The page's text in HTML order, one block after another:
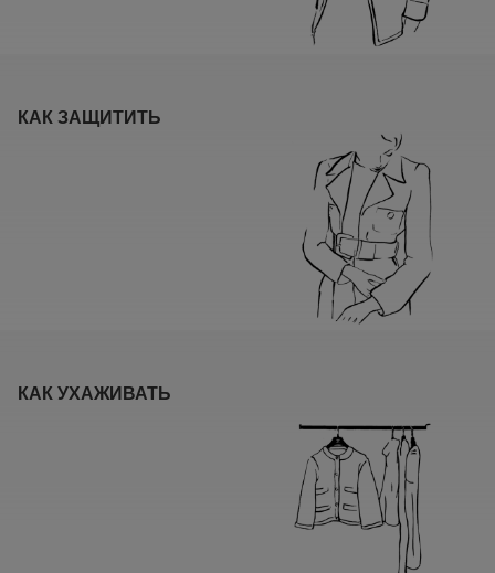
КАК ЗАЩИТИТЬ
КАК УХАЖИВАТЬ